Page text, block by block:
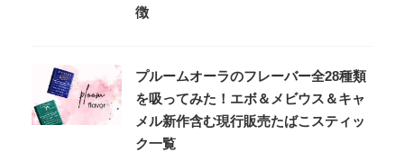
徴
プルームオーラのフレーバー全28種類
を吸ってみた！エボ＆メビウス＆キャ
メル新作含む現行販売たばこスティッ
ク一覧